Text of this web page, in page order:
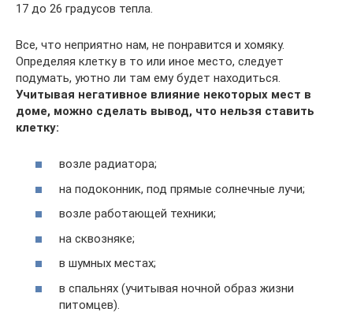
17 до 26 градусов тепла.
Все, что неприятно нам, не понравится и хомяку.
Определяя клетку в то или иное место, следует
подумать, уютно ли там ему будет находиться.
Учитывая негативное влияние некоторых мест в
доме, можно сделать вывод, что нельзя ставить
клетку:
возле радиатора;
на подоконник, под прямые солнечные лучи;
возле работающей техники;
на сквозняке;
в шумных местах;
в спальнях (учитывая ночной образ жизни
питомцев).